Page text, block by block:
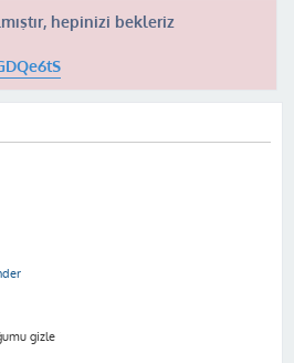
hepinizi bekleriz
gizle